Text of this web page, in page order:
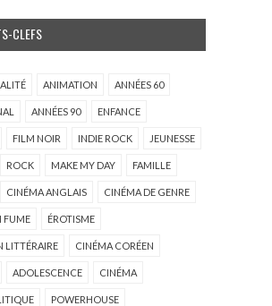
CLEFS
ANIMATION ANNÉES 60
ANNÉES 90 ENFANCE
FILM NOIR INDIE ROCK JEUNESSE
ROCK MAKE MY DAY FAMILLE
CINÉMA ANGLAIS CINÉMA DE GENRE
FUME ÉROTISME
LITTÉRAIRE CINÉMA CORÉEN
ADOLESCENCE CINÉMA
POWERHOUSE